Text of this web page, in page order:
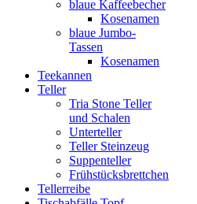
blaue Kaffeebecher
Kosenamen
blaue Jumbo-
Tassen
Kosenamen
Teekannen
Teller
Tria Stone Teller
und Schalen
Unterteller
Teller Steinzeug
Suppenteller
Frühstücksbrettchen
Tellerreibe